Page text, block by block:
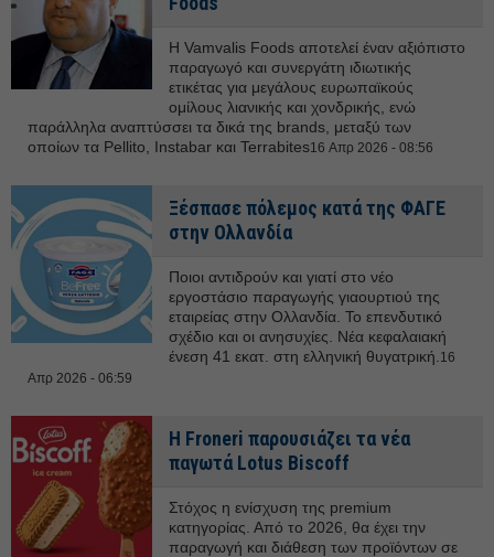
Η Vamvalis Foods αποτελεί έναν αξιόπιστο
παραγωγό και συνεργάτη ιδιωτικής
ετικέτας για μεγάλους ευρωπαϊκούς
ομίλους λιανικής και χονδρικής, ενώ
παράλληλα αναπτύσσει τα δικά της brands, μεταξύ των
οποίων τα Pellito, Instabar και Terrabites16 Απρ 2026 - 08:56
Ξέσπασε πόλεμος κατά της ΦΑΓΕ
στην Ολλανδία
Ποιοι αντιδρούν και γιατί στο νέο
εργοστάσιο παραγωγής γιαουρτιού της
εταιρείας στην Ολλανδία. Το επενδυτικό
σχέδιο και οι ανησυχίες. Νέα κεφαλαιακή
ένεση 41 εκατ. στη ελληνική θυγατρική. 16
Απρ 2026 - 06:59
Η Froneri παρουσιάζει τα νέα
παγωτά Lotus Biscoff
Στόχος η ενίσχυση της premium
κατηγορίας. Από το 2026, θα έχει την
παραγωγή και διάθεση των προϊόντων σε